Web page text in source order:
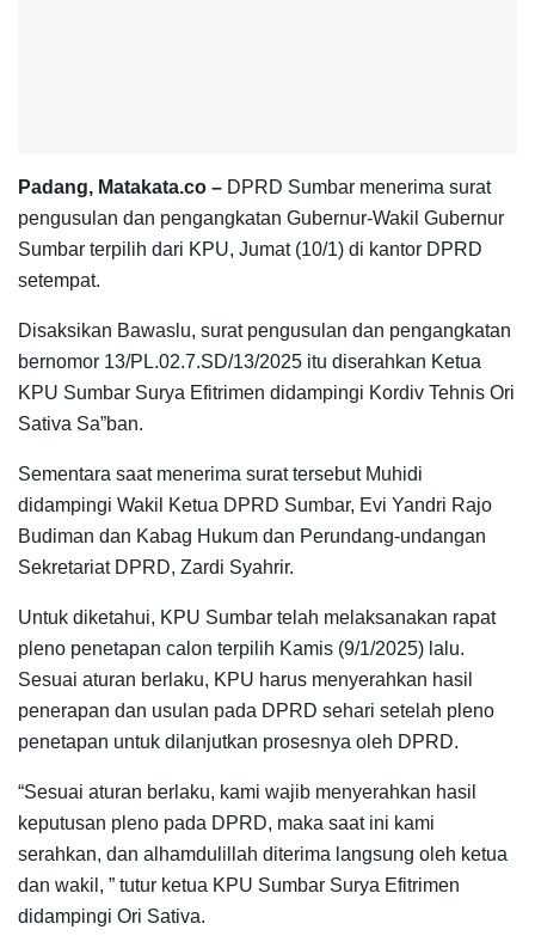
Padang, Matakata.co – DPRD Sumbar menerima surat
pengusulan dan pengangkatan Gubernur-Wakil Gubernur
Sumbar terpilih dari KPU, Jumat (10/1) di kantor DPRD
setempat.
Disaksikan Bawaslu, surat pengusulan dan pengangkatan
bernomor 13/PL.02.7.SD/13/2025 itu diserahkan Ketua
KPU Sumbar Surya Efitrimen didampingi Kordiv Tehnis Ori
Sativa Sa”ban.
Sementara saat menerima surat tersebut Muhidi
didampingi Wakil Ketua DPRD Sumbar, Evi Yandri Rajo
Budiman dan Kabag Hukum dan Perundang-undangan
Sekretariat DPRD, Zardi Syahrir.
Untuk diketahui, KPU Sumbar telah melaksanakan rapat
pleno penetapan calon terpilih Kamis (9/1/2025) lalu.
Sesuai aturan berlaku, KPU harus menyerahkan hasil
penerapan dan usulan pada DPRD sehari setelah pleno
penetapan untuk dilanjutkan prosesnya oleh DPRD.
“Sesuai aturan berlaku, kami wajib menyerahkan hasil
keputusan pleno pada DPRD, maka saat ini kami
serahkan, dan alhamdulillah diterima langsung oleh ketua
dan wakil, ” tutur ketua KPU Sumbar Surya Efitrimen
didampingi Ori Sativa.